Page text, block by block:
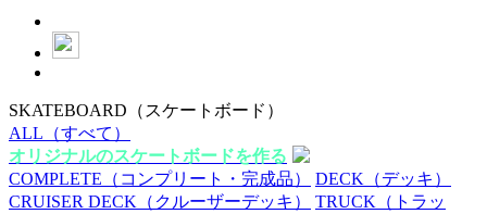
SKATEBOARD （スケートボード）
ALL （すべて）
オリジナルのスケートボードを作る
COMPLETE （コンプリート・完成品） DECK （デッキ）
CRUISER DECK （クルーザーデッキ） TRUCK （トラッ